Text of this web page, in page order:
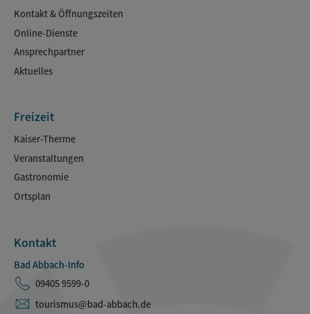
Kontakt & Öffnungszeiten
Online-Dienste
Ansprechpartner
Aktuelles
Freizeit
Kaiser-Therme
Veranstaltungen
Gastronomie
Ortsplan
Kontakt
Bad Abbach-Info
09405 9599-0
tourismus@bad-abbach.de